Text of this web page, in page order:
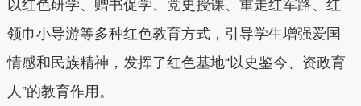
以红色研学、赠书促学、党史授课、重走红军路、红
领巾小导游等多种红色教育方式，引导学生增强爱国
情感和民族精神，发挥了红色基地“以史鉴今、资政育
人”的教育作用。